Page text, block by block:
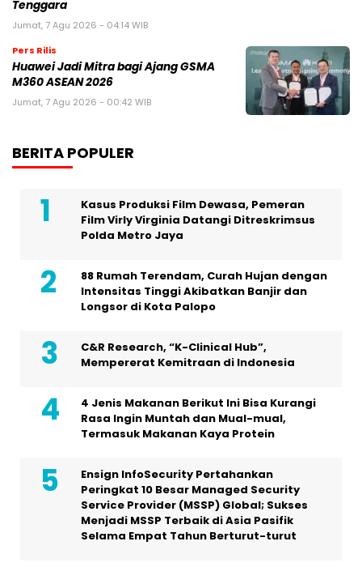
Tenggara
Jumat, 7 Agu 2026 - 04:14 WIB
Pers Rilis
Huawei Jadi Mitra bagi Ajang GSMA
M360 ASEAN 2026
Jumat, 7 Agu 2026 - 00:42 WIB
BERITA POPULER
Kasus Produksi Film Dewasa, Pemeran
Film Virly Virginia Datangi Ditreskrimsus
Polda Metro Jaya
88 Rumah Terendam, Curah Hujan dengan
Intensitas Tinggi Akibatkan Banjir dan
Longsor di Kota Palopo
C&R Research, “K-Clinical Hub”,
Mempererat Kemitraan di Indonesia
4 Jenis Makanan Berikut Ini Bisa Kurangi
Rasa Ingin Muntah dan Mual-mual,
Termasuk Makanan Kaya Protein
Ensign InfoSecurity Pertahankan
Peringkat 10 Besar Managed Security
Service Provider (MSSP) Global; Sukses
Menjadi MSSP Terbaik di Asia Pasifik
Selama Empat Tahun Berturut-turut